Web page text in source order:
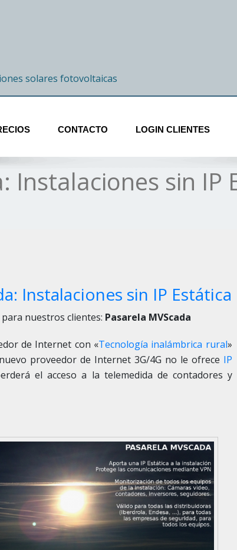
solares fotovoltaicas
CONTACTO LOGIN CLIENTES
Instalaciones sin IP
Instalaciones sin IP Estática
nuestros clientes: Pasarela MVScada
de Internet con «Tecnología inalámbrica rural»
proveedor de Internet 3G/4G no le ofrece IP
el acceso a la telemedida de contadores y